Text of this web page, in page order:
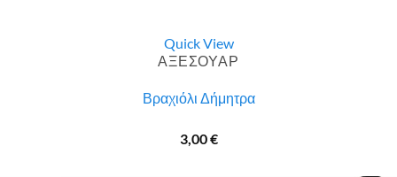
Quick View
ΑΞΕΣΟΥΑΡ
Βραχιόλι Δήμητρα
3,00€